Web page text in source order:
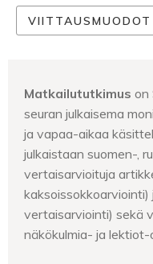
VIITTAUSMUODOT
Matkailututkimus on
seuran julkaisema
ja vapaa-aikaa
julkaistaan suomen-,
vertaisarvioituja
vertaisarviointi) sekä
näkökulmia- ja lektiot-